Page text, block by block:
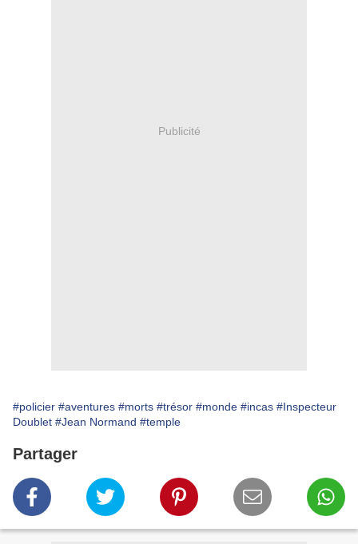
Publicité
#policier #aventures #morts #trésor #monde #incas #Inspecteur
Doublet #Jean Normand #temple
Partager